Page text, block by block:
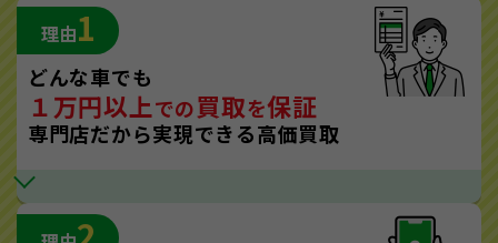
理由1
どんな車でも
１万円以上での買取を保証
専門店だから実現できる高価買取